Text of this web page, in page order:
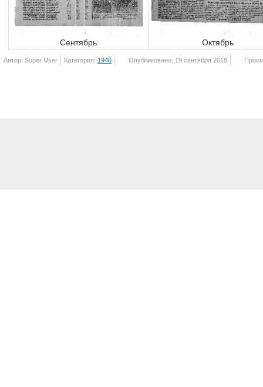
Сентябрь Октябрь
Автор: Super User Категория: 1946 Опубликовано: 19 сентября 2018